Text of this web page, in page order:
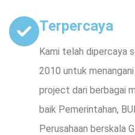
Terpercaya
Kami telah dipercaya
2010 untuk
project dari berbagai
baik Pemerintahan,
Perusahaan berskala